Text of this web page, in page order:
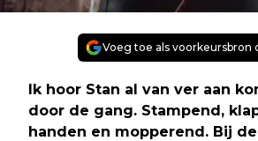
Voeg toe als voorkeursbron
Ik hoor Stan al van ver aan
door de gang. Stampend,
handen en mopperend. Bij